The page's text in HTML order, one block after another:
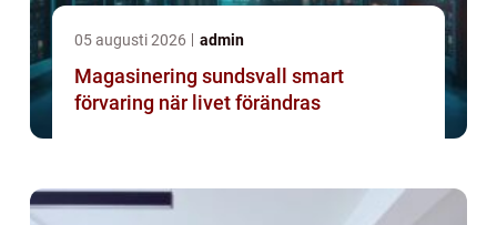
05 augusti 2026 admin
Magasinering sundsvall smart
förvaring när livet förändras